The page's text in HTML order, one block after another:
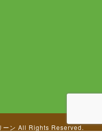
ーン All Rights Reserved.